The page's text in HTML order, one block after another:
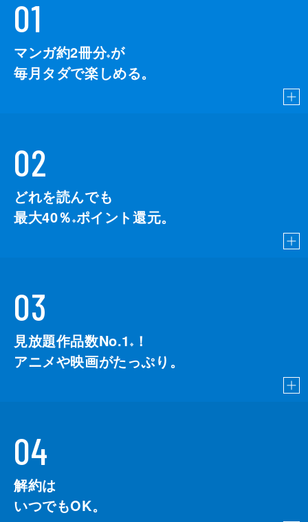
01
マンガ約2冊分※が
毎月タダで楽しめる。
02
どれを読んでも
最大40％ ※ポイント還元。
03
見放題作品数No.1 ※
！
アニメや映画がたっぷり。
04
解約は
いつでもOK。